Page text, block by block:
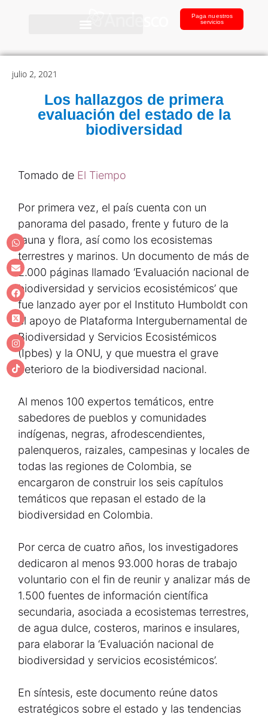
Paga nuestros
servicios
julio 2, 2021
Los hallazgos de primera
evaluación del estado de la
biodiversidad
Tomado de El Tiempo
Por primera vez, el país cuenta con un
panorama del pasado, frente y futuro de la
fauna y flora, así como los ecosistemas
terrestres y marinos. Un documento de más de
2.000 páginas llamado ‘Evaluación nacional de
biodiversidad y servicios ecosistémicos’ que
fue lanzado ayer por el Instituto Humboldt con
el apoyo de Plataforma Intergubernamental de
Biodiversidad y Servicios Ecosistémicos
(Ipbes) y la ONU, y que muestra el grave
deterioro de la biodiversidad nacional.
Al menos 100 expertos temáticos, entre
sabedores de pueblos y comunidades
indígenas, negras, afrodescendientes,
palenqueros, raizales, campesinas y locales de
todas las regiones de Colombia, se
encargaron de construir los seis capítulos
temáticos que repasan el estado de la
biodiversidad en Colombia.
Por cerca de cuatro años, los investigadores
dedicaron al menos 93.000 horas de trabajo
voluntario con el fin de reunir y analizar más de
1.500 fuentes de información científica
secundaria, asociada a ecosistemas terrestres,
de agua dulce, costeros, marinos e insulares,
para elaborar la ‘Evaluación nacional de
biodiversidad y servicios ecosistémicos’.
En síntesis, este documento reúne datos
estratégicos sobre el estado y las tendencias